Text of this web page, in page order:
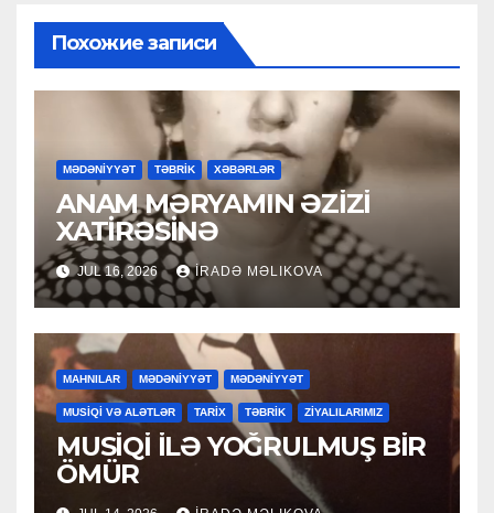
Похожие записи
MƏDƏNİYYƏT TƏBRİK XƏBƏRLƏR
ANAM MƏRYAMIN ƏZİZİ
XATİRƏSİNƏ
JUL 16, 2026 İRADƏ MƏLIKOVA
MAHNILAR MƏDƏNİYYƏT MƏDƏNİYYƏT
MUSİQİ VƏ ALƏTLƏR TARİX TƏBRİK ZİYALILARIMIZ
MUSİQİ İLƏ YOĞRULMUŞ BİR
ÖMÜR